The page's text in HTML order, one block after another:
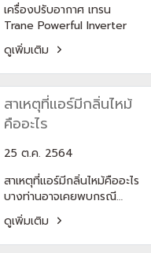
เครื่องปรับอากาศ เทรน
Trane Powerful Inverter
เครื่องปรับอากาศ เทรน
Trane รุ่นนี้ มีให้เลือกใช้งาน 3
ประเภท ได้แก่ Cassette
Type（สี่ทิศทาง） ,
Concealed Type （ซ่อนใต้
ฝ้า） และ Ceiling
ดูเพิ่มเติม
สาเหตุที่แอร์มีกลิ่นไหม้
คืออะไร
25 ต.ค. 2564
สาเหตุที่แอร์มีกลิ่นไหม้คืออะไร
บางท่านอาจเคยพบกรณี…
เครื่องปรับอากาศมีกลิ่นเหม็น
ไหม้! แม้จะไม่ใช่เหตุการณ์ที่พบ
เจอกันบ่อยๆ
ดูเพิ่มเติม